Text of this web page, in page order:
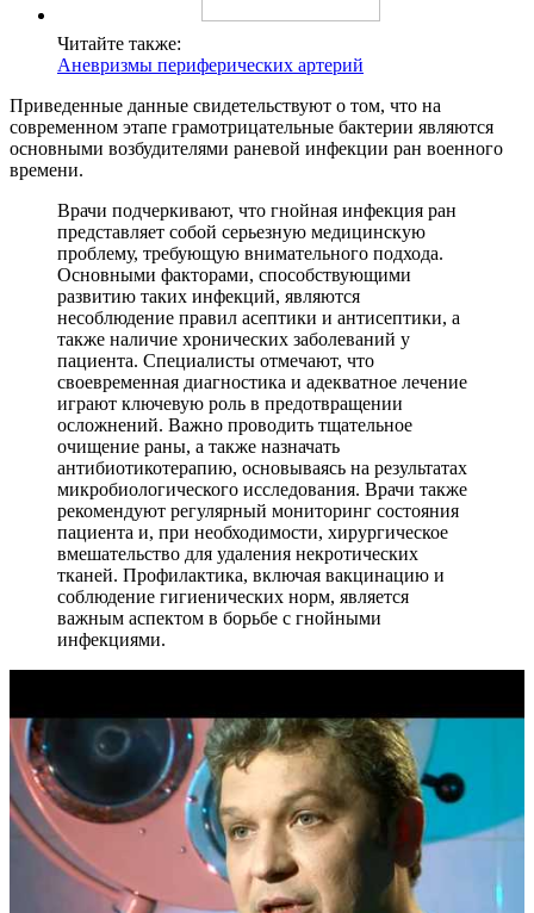
Читайте также:
Аневризмы периферических артерий
Приведенные данные свидетельствуют о том, что на
современном этапе грамотрицательные бактерии являются
основными возбудителями раневой инфекции ран военного
времени.
Врачи подчеркивают, что гнойная инфекция ран
представляет собой серьезную медицинскую
проблему, требующую внимательного подхода.
Основными факторами, способствующими
развитию таких инфекций, являются
несоблюдение правил асептики и антисептики, а
также наличие хронических заболеваний у
пациента. Специалисты отмечают, что
своевременная диагностика и адекватное лечение
играют ключевую роль в предотвращении
осложнений. Важно проводить тщательное
очищение раны, а также назначать
антибиотикотерапию, основываясь на результатах
микробиологического исследования. Врачи также
рекомендуют регулярный мониторинг состояния
пациента и, при необходимости, хирургическое
вмешательство для удаления некротических
тканей. Профилактика, включая вакцинацию и
соблюдение гигиенических норм, является
важным аспектом в борьбе с гнойными
инфекциями.